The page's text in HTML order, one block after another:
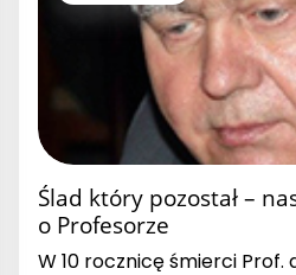
Ślad który pozostał –
o Profesorze
W 10 rocznicę śmierci Prof.